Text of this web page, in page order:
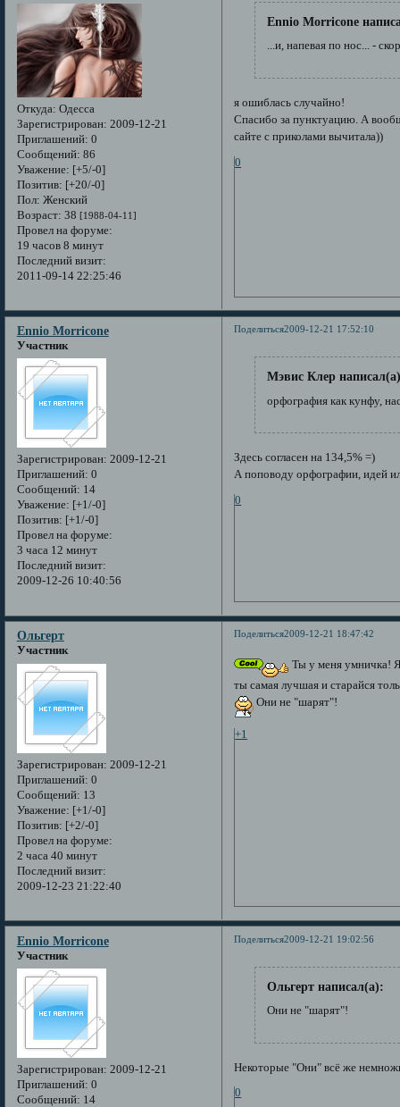
Откуда: Одесса
Зарегистрирован: 2009-12-21
Приглашений: 0
Сообщений: 86
Уважение: [+5/-0]
Позитив: [+20/-0]
Пол: Женский
Возраст: 38 [1988-04-11]
Провел на форуме:
19 часов 8 минут
Последний визит:
2011-09-14 22:25:46
Ennio Morricone
...и, напевая по нос... -
я ошиблась случайно!
Спасибо за пунктуацию. А
сайте с приколами вычитала))
0
Поделиться2009-12-21 17:52:10
Ennio Morricone
Участник
Зарегистрирован: 2009-12-21
Приглашений: 0
Сообщений: 14
Уважение: [+1/-0]
Позитив: [+1/-0]
Провел на форуме:
3 часа 12 минут
Последний визит:
2009-12-26 10:40:56
Мэвис Клер
орфография как кунфу,
Здесь согласен на 134,5% =)
А поповоду орфографии, идей
0
Поделиться2009-12-21 18:47:42
Ольгерт
Участник
Зарегистрирован: 2009-12-21
Приглашений: 0
Сообщений: 13
Уважение: [+1/-0]
Позитив: [+2/-0]
Провел на форуме:
2 часа 40 минут
Последний визит:
2009-12-23 21:22:40
Ты у меня умничка!
ты самая лучшая и старайся
Они не "шарят"!
+1
Поделиться2009-12-21 19:02:56
Ennio Morricone
Участник
Зарегистрирован: 2009-12-21
Приглашений: 0
Сообщений: 14
Ольгерт написал(а):
Они не "шарят"!
Некоторые "Они" всё же
0